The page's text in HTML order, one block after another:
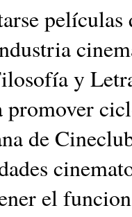
y
promover
de
el